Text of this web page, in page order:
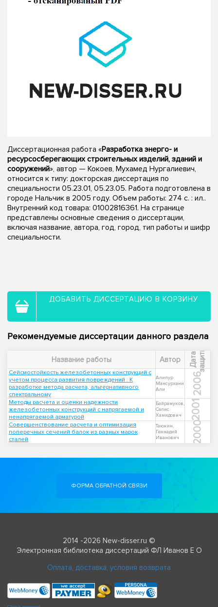
Диссертационная работа «Разработка энерго- и
ресурсосберегающих строительных изделий, зданий и
сооружений», автор — Кокоев, Мухамед Нургалиевич,
относится к типу: докторская диссертация по
специальности 05.23.01, 05.23.05. Работа подготовлена в
городе Нальчик в 2005 году. Объем работы: 274 с. : ил..
Внутренний код товара: 01002816361. На странице
представлены основные сведения о диссертации,
включая название, автора, год, город, тип работы и шифр
специальности.
ДОБАВИТЬ ДИССЕРТАЦИЮ В КОРЗИНУ
Рекомендуемые диссертации данного раздела
Название работы Автор Д
а
т
а
з
а
щ
и
т ы
Сейсмостойкость железобетонных конструкций с
учетом процесса развития повреждений : К
разработке метода расчета, альтернативного
спектральному
Алипур
Мансурхани
Али
2006
Методы расчета и оценки надежности
железобетонных конструкций с напрягаемой и
ненапрягаемой арматурой
Байрамуков,
Салис
Хамидович
2001
Совершенствование расчета и оптимизация
поперечных сечений балок из разных марок
сталей
Таюкин,
Геннадий
Иванович
2000
ФОРМА ОБРАТНОЙ СВЯЗИ
2014 -2026 New-disser.ru ©
Электронная библиотека диссертаций ФЛ Иванов Е О
Оплата, доставка, условия возврата